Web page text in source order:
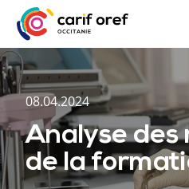
08.04.2024
Analyse des
de la